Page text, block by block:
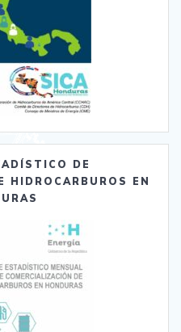
DE
HIDROCARBUROS EN